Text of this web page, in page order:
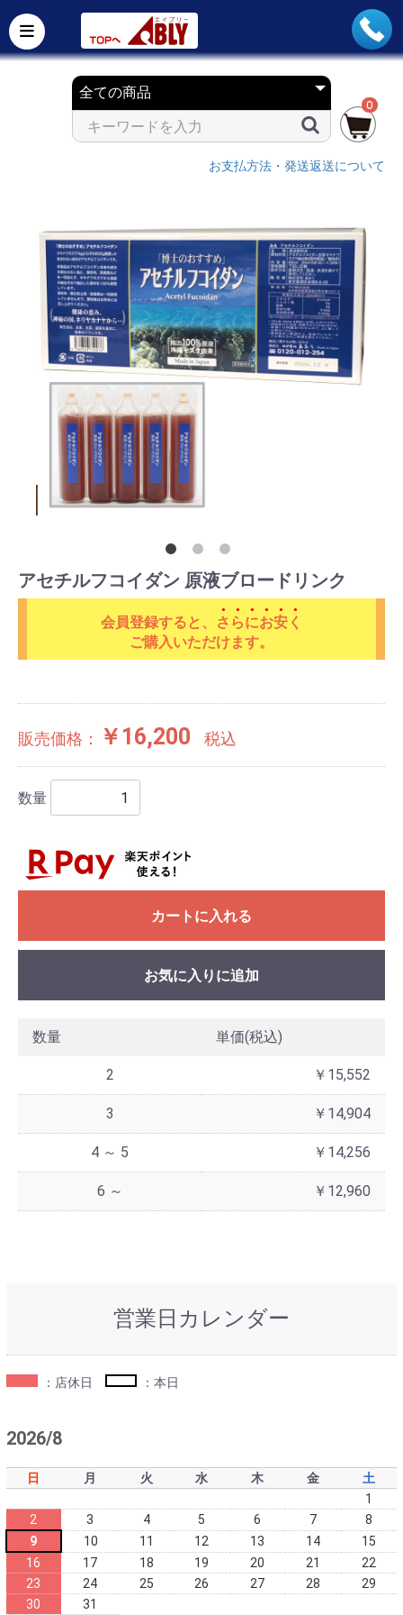
0
お支払方法・発送返送について
アセチルフコイダン 原液ブロードリンク
会員登録すると、
さらにお安く
ご購入いただけます。
販売価格： ￥16,200 税込
数量
カートに入れる
お気に入りに追加
数量 単価(税込)
2 ￥15,552
3 ￥14,904
4 ～ 5 ￥14,256
6 ～ ￥12,960
営業日カレンダー
：店休日 ：本日
2026/8
日 月 火 水 木 金
土
1
2
3 4 5 6 7
8
9
10 11 12 13 14
15
16
17 18 19 20 21
22
23
24 25 26 27 28
29
30
31